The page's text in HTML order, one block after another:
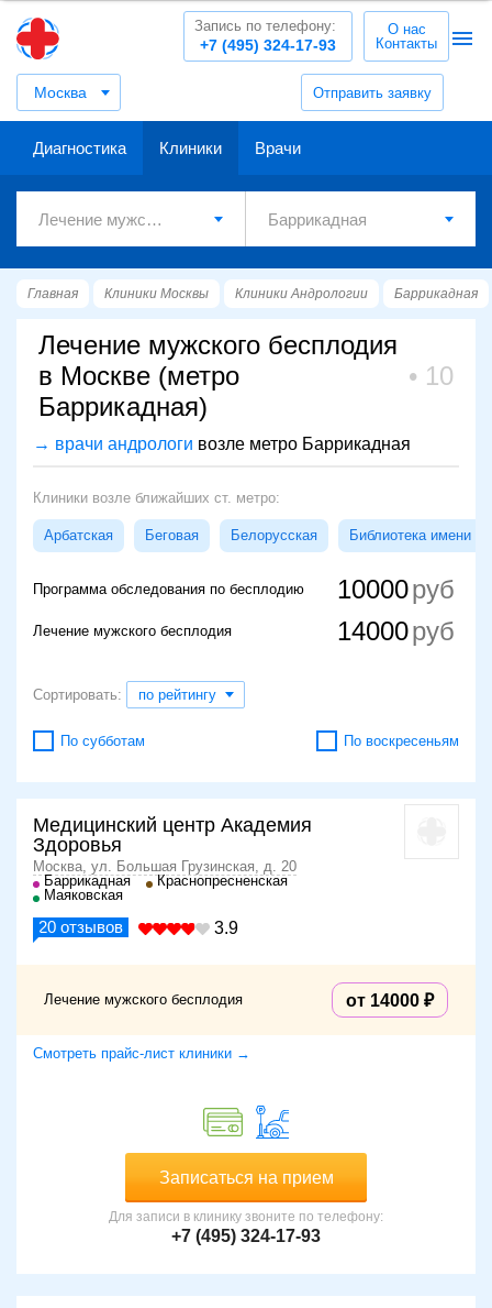
Москва Отправить заявку
+7 (495) 324-17-93
Запись по телефону:
О нас
Контакты
Диагностика Клиники Врачи
Главная Клиники Москвы Клиники Андрологии Баррикадная
Лечение мужского бесплодия
в Москве (метро
Баррикадная)
10
→ врачи андрологи возле метро Баррикадная
Клиники возле ближайших ст. метро:
Арбатская Беговая Белорусская Библиотека имени
Программа обследования по бесплодию 10000
Лечение мужского бесплодия 14000
Сортировать: по рейтингу
По субботам По воскресеньям
Медицинский центр Академия
Здоровья
Москва, ул. Большая Грузинская, д. 20
Баррикадная
Краснопресненская
Маяковская
20 отзывов 3.9
Лечение мужского бесплодия от 14000
Смотреть прайс-лист клиники →
Записаться на прием
Для записи в клинику звоните по телефону:
+7 (495) 324-17-93